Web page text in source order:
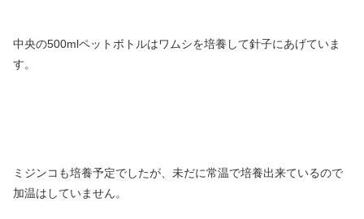
中央の500mlペットボトルはワムシを培養して針子にあげていま
す。
ミジンコも培養予定でしたが、未だに常温で培養出来ているので
加温はしていません。